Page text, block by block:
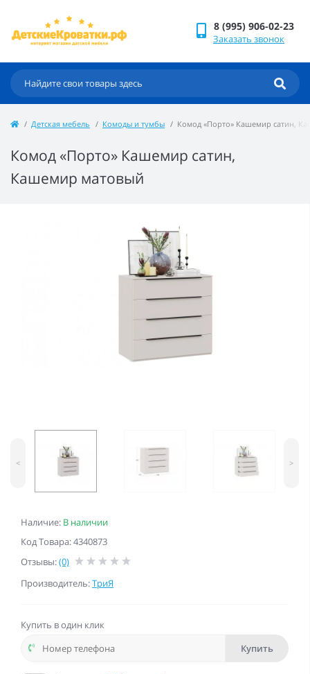
8 (995) 906-02-23
Заказать звонок
Детская мебель Комоды и тумбы Комод «Порто» Кашемир сатин,
Комод «Порто» Кашемир сатин,
Кашемир матовый
Наличие: В наличии
Код Товара: 4340873
Отзывы:(0)
Производитель:ТриЯ
< >
Купить в один клик
Купить